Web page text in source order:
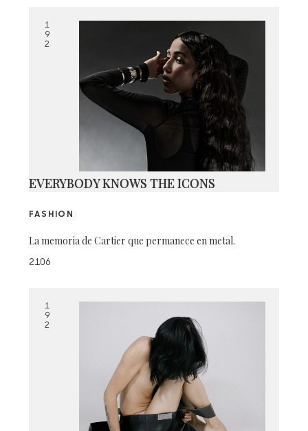
1
9
2
EVERYBODY KNOWS THE ICONS
FASHION
La memoria de Cartier que permanece en metal.
2106
1
9
2